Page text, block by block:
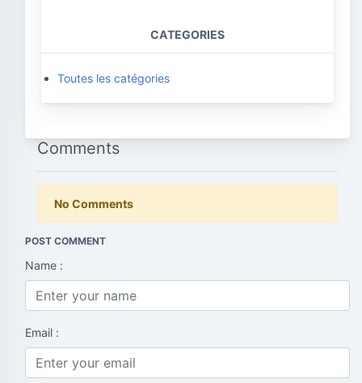
CATEGORIES
Toutes les catégories
Comments
No Comments
POST COMMENT
Name :
Email :